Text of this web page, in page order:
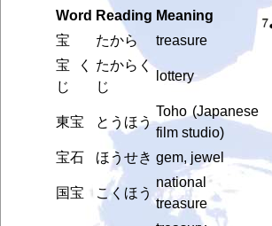
Word Reading Meaning
宝
たから
treasure
宝く
じ
たからく
じ
lottery
東宝 とうほう
Toho (Japanese
film studio)
宝石
ほうせき gem, jewel
国宝 こくほう
national
treasure